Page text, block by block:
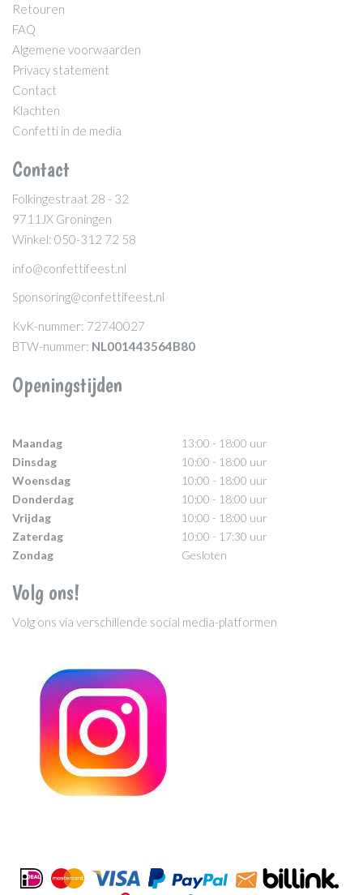
Retouren
FAQ
Algemene voorwaarden
Privacy statement
Contact
Klachten
Confetti in de media
Contact
Folkingestraat 28 - 32
9711JX Groningen
Winkel: 050-312 72 58
info@confettifeest.nl
Sponsoring@confettifeest.nl
KvK-nummer: 72740027
BTW-nummer: NL001443564B80
Openingstijden
Maandag
13:00 - 18:00 uur
Dinsdag
10:00 - 18:00 uur
Woensdag
10:00 - 18:00 uur
Donderdag
10:00 - 18:00 uur
Vrijdag
10:00 - 18:00 uur
Zaterdag
10:00 - 17:30 uur
Zondag
Gesloten
Volg ons!
Volg ons via verschillende social media-platformen